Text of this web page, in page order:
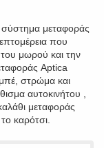
σύστημα μεταφοράς
που
μωρού και την
Aptica
στρώμα και
αυτοκινήτου ,
μεταφοράς
καρότσι.